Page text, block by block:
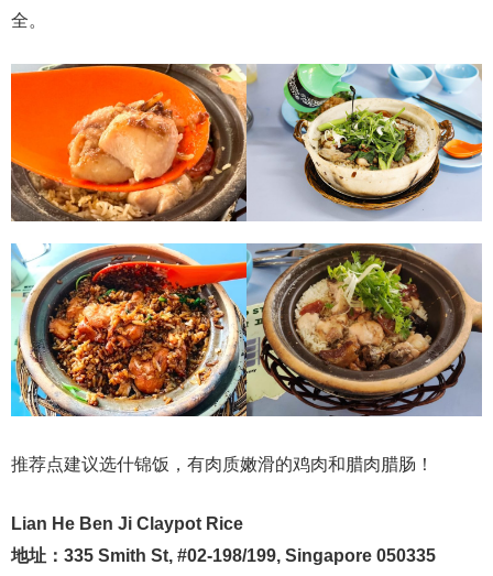
全。
推荐点建议选什锦饭，有肉质嫩滑的鸡肉和腊肉腊肠！
Lian He Ben Ji Claypot Rice
地址：335 Smith St, #02-198/199, Singapore 050335